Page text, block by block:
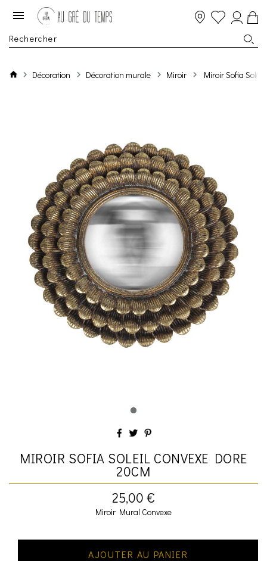
Décoration Décoration murale Miroir Miroir Sofia
MIROIR SOFIA SOLEIL CONVEXE DORE
20CM
25,00 €
Miroir Mural Convexe
AJOUTER AU PANIER